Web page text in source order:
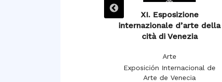
XI. Esposizione
internazionale d’arte della
cità di Venezia
Arte
Exposición Internacional de
Arte de Venecia